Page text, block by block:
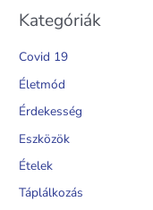
Kategóriák
Covid 19
Életmód
Érdekesség
Eszközök
Ételek
Táplálkozás